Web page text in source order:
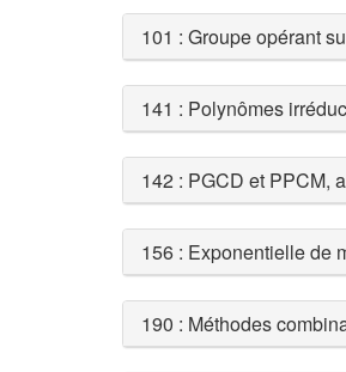
101 : Groupe opérant
141 : Polynômes
142 : PGCD et PPCM,
156 : Exponentielle de
190 : Méthodes